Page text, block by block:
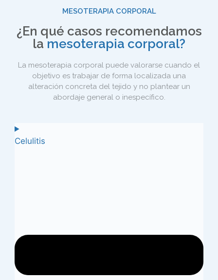
MESOTERAPIA CORPORAL
¿En qué casos recomendamos
la mesoterapia corporal?
La mesoterapia corporal puede valorarse cuando el
objetivo es trabajar de forma localizada una
alteración concreta del tejido y no plantear un
abordaje general o inespecífico.
Celulitis